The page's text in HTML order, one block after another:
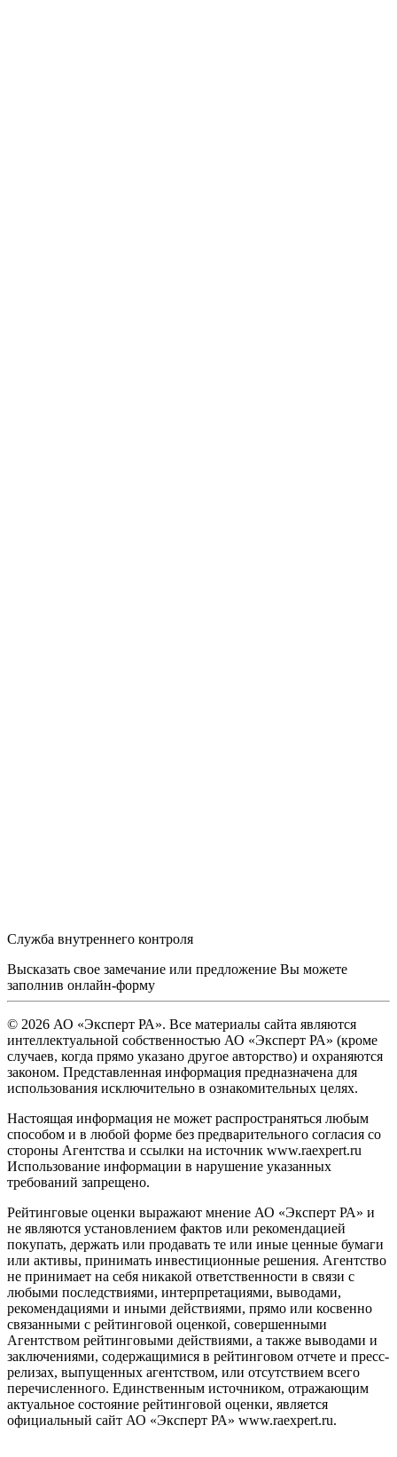
Служба внутреннего контроля
Высказать свое замечание или предложение Вы можете
заполнив онлайн-форму
© 2026 АО «Эксперт РА». Все материалы сайта являются
интеллектуальной собственностью АО «Эксперт РА» (кроме
случаев, когда прямо указано другое авторство) и охраняются
законом. Представленная информация предназначена для
использования исключительно в ознакомительных целях.
Настоящая информация не может распространяться любым
способом и в любой форме без предварительного согласия со
стороны Агентства и ссылки на источник www.raexpert.ru
Использование информации в нарушение указанных
требований запрещено.
Рейтинговые оценки выражают мнение АО «Эксперт РА» и
не являются установлением фактов или рекомендацией
покупать, держать или продавать те или иные ценные бумаги
или активы, принимать инвестиционные решения. Агентство
не принимает на себя никакой ответственности в связи с
любыми последствиями, интерпретациями, выводами,
рекомендациями и иными действиями, прямо или косвенно
связанными с рейтинговой оценкой, совершенными
Агентством рейтинговыми действиями, а также выводами и
заключениями, содержащимися в рейтинговом отчете и пресс-
релизах, выпущенных агентством, или отсутствием всего
перечисленного. Единственным источником, отражающим
актуальное состояние рейтинговой оценки, является
официальный сайт АО «Эксперт РА» www.raexpert.ru.